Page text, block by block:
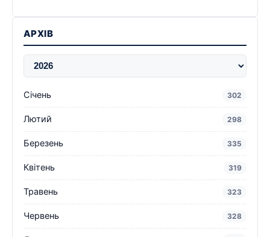
АРХІВ
Січень 302
Лютий 298
Березень 335
Квітень 319
Травень 323
Червень 328